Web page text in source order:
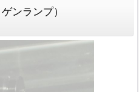
ンランプ）